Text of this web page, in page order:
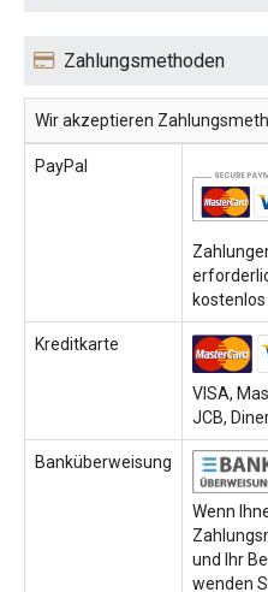
Zahlungsmethoden
Wir akzeptieren
PayPal
Kreditkarte
VISA,
JCB,
Banküberweisung
Wenn
und Ihr
wenden